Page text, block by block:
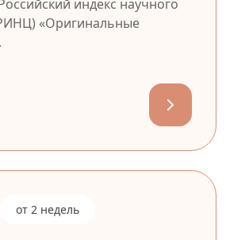
индекс научного
«Оригинальные
от 2 недель